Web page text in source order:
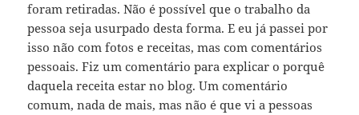
foram retiradas. Não é possível que o trabalho da
pessoa seja usurpado desta forma. E eu já passei por
isso não com fotos e receitas, mas com comentários
pessoais. Fiz um comentário para explicar o porquê
daquela receita estar no blog. Um comentário
comum, nada de mais, mas não é que vi a pessoas